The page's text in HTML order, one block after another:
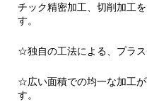
チック精密加工、切削加工
す。
☆独自の工法による、プラス
☆広い面積での均一な加工
す。